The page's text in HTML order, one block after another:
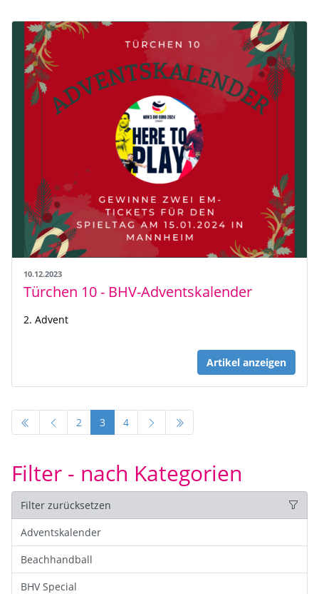
10.12.2023
Türchen 10 - BHV-Adventskalender
2. Advent
Artikel anzeigen
2 3 4
Filter - nach Kategorien
Filter zurücksetzen
Adventskalender
Beachhandball
BHV Special